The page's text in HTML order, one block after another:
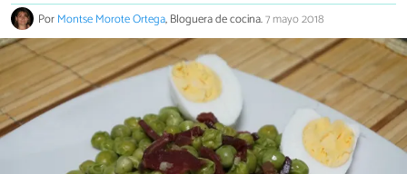
PorMontse Morote Ortega, Bloguera de cocina.7 mayo 2018